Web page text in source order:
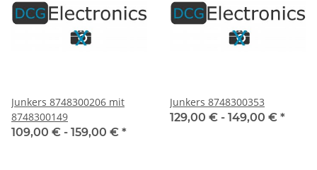
Junkers 8748300206 mit
8748300149
109,00 € - 159,00 € *
Junkers 8748300353
129,00 € - 149,00 € *